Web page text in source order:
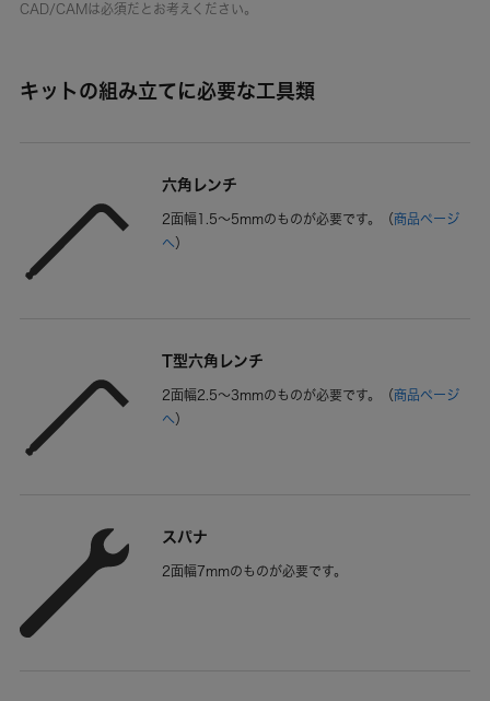
CAD/CAMは必須だとお考えください。
キットの組み立てに必要な工具類
六角レンチ
2面幅1.5～5mmのものが必要です。（商品ページ
へ）
T型六角レンチ
2面幅2.5～3mmのものが必要です。（商品ページ
へ）
スパナ
2面幅7mmのものが必要です。